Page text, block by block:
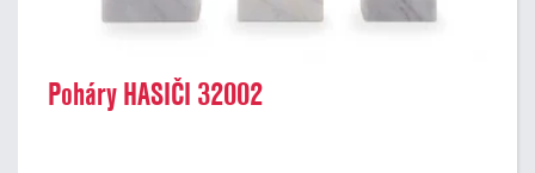
Poháry HASIČI 32002